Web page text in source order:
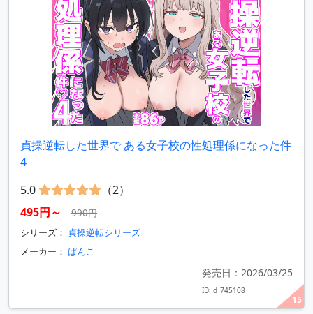
15
貞操逆転した世界で ある女子校の性処理係になった件
4
5.0
（2）
495円～
990円
シリーズ： 貞操逆転シリーズ
メーカー： ぱんこ
発売日：2026/03/25
ID: d_745108